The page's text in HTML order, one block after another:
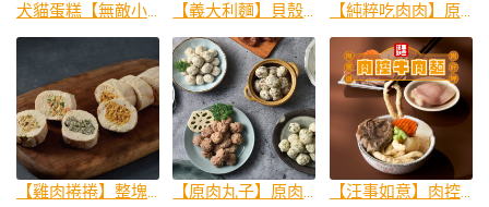
犬貓蛋糕【無敵小可愛】低脂優格高蛋白 / 550g 【義大利麵】貝殼造型面好咀嚼｜犬主餐 貓副餐 【純粹吃肉肉】原型食材看的見｜犬貓副餐
【雞肉捲捲】整塊雞胸原肉包蔬菜，挑嘴超愛｜犬貓副餐 【原肉丸子】原肉製作！混飼料超方便！ 【汪事如意】肉控牛肉麵｜毛孩夜市王 期間限定_犬貓鮮食